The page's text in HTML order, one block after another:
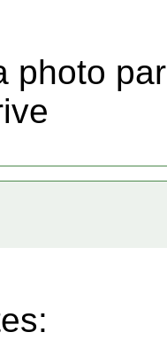
photo